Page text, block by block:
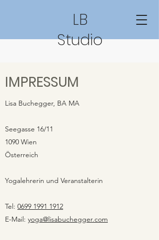
LB
Studio
IMPRESSUM
Lisa Buchegger, BA MA
Seegasse 16/11
1090 Wien
Österreich
Yogalehrerin und Veranstalterin
Tel: 0699 1991 1912
E-Mail: yoga@lisabuchegger.com